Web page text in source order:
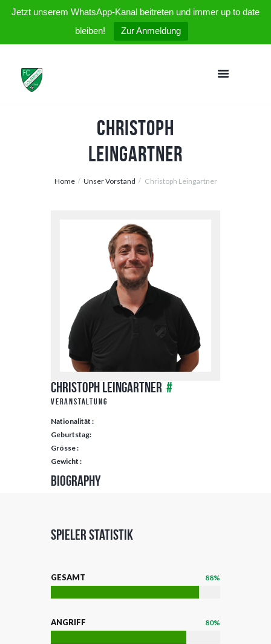
Jetzt unserem WhatsApp-Kanal beitreten und immer up to date
bleiben!
Zur Anmeldung
Christoph
Leingartner
Home Unser Vorstand Christoph Leingartner
Christoph Leingartner #
Veranstaltung
Nationalität :
Geburtstag:
Grösse :
Gewicht :
Biography
Spieler Statistik
GESAMT 88%
ANGRIFF 80%